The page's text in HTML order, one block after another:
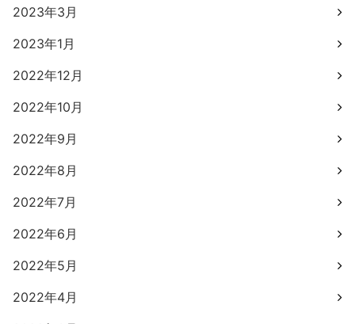
2023年3月
2023年1月
2022年12月
2022年10月
2022年9月
2022年8月
2022年7月
2022年6月
2022年5月
2022年4月